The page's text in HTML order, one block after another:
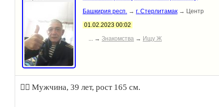
Башкирия респ. → г. Стерлитамак → Центр
01.02.2023 00:02
... → Знакомства → Ищу Ж
💁‍♂️ Мужчина, 39 лет, рост 165 см.